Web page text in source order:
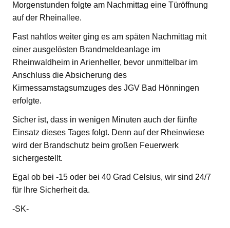
Morgenstunden folgte am Nachmittag eine Türöffnung
auf der Rheinallee.
Fast nahtlos weiter ging es am späten Nachmittag mit
einer ausgelösten Brandmeldeanlage im
Rheinwaldheim in Arienheller, bevor unmittelbar im
Anschluss die Absicherung des
Kirmessamstagsumzuges des JGV Bad Hönningen
erfolgte.
Sicher ist, dass in wenigen Minuten auch der fünfte
Einsatz dieses Tages folgt. Denn auf der Rheinwiese
wird der Brandschutz beim großen Feuerwerk
sichergestellt.
Egal ob bei -15 oder bei 40 Grad Celsius, wir sind 24/7
für Ihre Sicherheit da.
-SK-